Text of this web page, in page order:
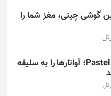
گوشی چینی، مغز شما را
بازی/ Pastel Friends؛ آواتارها را به سلیقه